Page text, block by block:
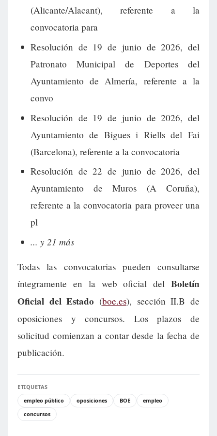
(Alicante/Alacant), referente a la
convocatoria para
Resolución de 19 de junio de 2026, del
Patronato Municipal de Deportes del
Ayuntamiento de Almería, referente a la
convo
Resolución de 19 de junio de 2026, del
Ayuntamiento de Bigues i Riells del Fai
(Barcelona), referente a la convocatoria
Resolución de 22 de junio de 2026, del
Ayuntamiento de Muros (A Coruña),
referente a la convocatoria para proveer una
pl
... y 21 más
Todas las convocatorias pueden consultarse
íntegramente en la web oficial del Boletín
Oficial del Estado (boe.es), sección II.B de
oposiciones y concursos. Los plazos de
solicitud comienzan a contar desde la fecha de
publicación.
ETIQUETAS
empleo público
oposiciones BOE
empleo
concursos